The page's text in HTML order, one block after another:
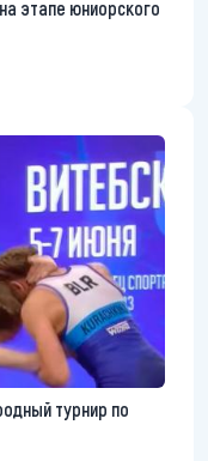
этапе юниорского
турнир по